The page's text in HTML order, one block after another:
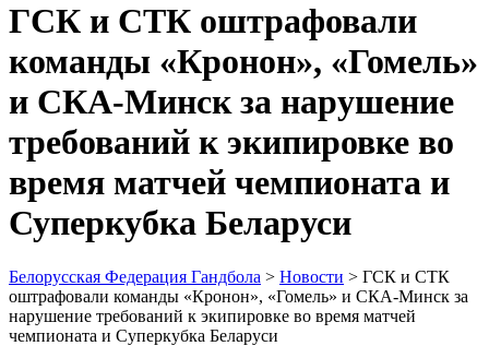
ГСК и СТК оштрафовали
команды «Кронон», «Гомель»
и СКА-Минск за нарушение
требований к экипировке во
время матчей чемпионата и
Суперкубка Беларуси
Белорусская Федерация Гандбола > Новости > ГСК и СТК
оштрафовали команды «Кронон», «Гомель» и СКА-Минск за
нарушение требований к экипировке во время матчей
чемпионата и Суперкубка Беларуси